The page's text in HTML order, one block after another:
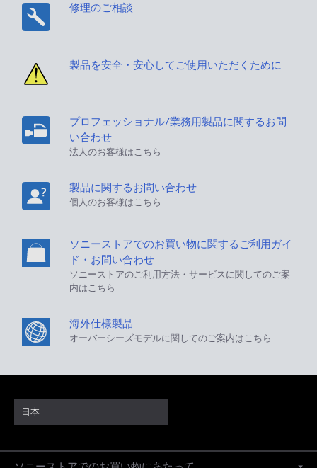
修理のご相談
製品を安全・安心してご使用いただくために
プロフェッショナル/業務用製品に関するお問
い合わせ
法人のお客様はこちら
製品に関するお問い合わせ
個人のお客様はこちら
ソニーストアでのお買い物に関するご利用ガイ
ド・お問い合わせ
ソニーストアのご利用方法・サービスに関してのご案
内はこちら
海外仕様製品
オーバーシーズモデルに関してのご案内はこちら
日本